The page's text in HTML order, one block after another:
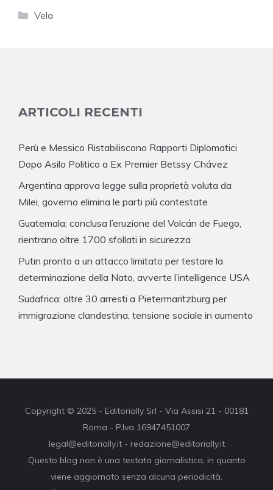
Categorie
Vela
ARTICOLI RECENTI
Perù e Messico Ristabiliscono Rapporti Diplomatici
Dopo Asilo Politico a Ex Premier Betssy Chávez
Argentina approva legge sulla proprietà voluta da
Milei, governo elimina le parti più contestate
Guatemala: conclusa l’eruzione del Volcán de Fuego,
rientrano oltre 1700 sfollati in sicurezza
Putin pronto a un attacco limitato per testare la
determinazione della Nato, avverte l’intelligence USA
Sudafrica: oltre 30 arresti a Pietermaritzburg per
immigrazione clandestina, tensione sociale in aumento
Copyright © 2025 - Editorially Srl - Via Assisi 21 - 00181
Roma - P.Iva 16947451007
legal@editorially.it - redazione@editorially.it
Questo blog non è una testata giornalistica, in quanto
viene aggiornato senza alcuna periodicità.